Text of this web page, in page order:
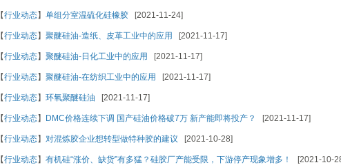
【行业动态】 单组分室温硫化硅橡胶 [2021-11-24]
【行业动态】 聚醚硅油-造纸、皮革工业中的应用 [2021-11-17]
【行业动态】 聚醚硅油-日化工业中的应用 [2021-11-17]
【行业动态】 聚醚硅油-在纺织工业中的应用 [2021-11-17]
【行业动态】 环氧聚醚硅油 [2021-11-17]
【行业动态】 DMC价格连续下调 国产硅油价格破7万 新产能即将投产？ [2021-11-17]
【行业动态】 对混炼胶企业想转型做特种胶的建议 [2021-10-28]
【行业动态】 有机硅“涨价、缺货”有多猛？硅胶厂产能受限，下游停产现象增多！ [2021-10-